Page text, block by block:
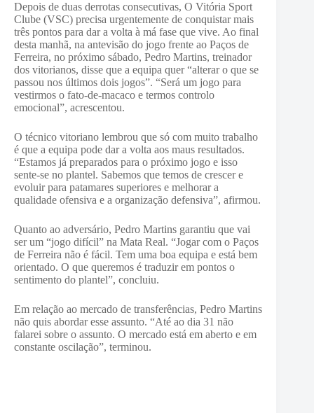
Depois de duas derrotas consecutivas, O Vitória Sport
Clube (VSC) precisa urgentemente de conquistar mais
três pontos para dar a volta à má fase que vive. Ao final
desta manhã, na antevisão do jogo frente ao Paços de
Ferreira, no próximo sábado, Pedro Martins, treinador
dos vitorianos, disse que a equipa quer “alterar o que se
passou nos últimos dois jogos”. “Será um jogo para
vestirmos o fato-de-macaco e termos controlo
emocional”, acrescentou.
O técnico vitoriano lembrou que só com muito trabalho
é que a equipa pode dar a volta aos maus resultados.
“Estamos já preparados para o próximo jogo e isso
sente-se no plantel. Sabemos que temos de crescer e
evoluir para patamares superiores e melhorar a
qualidade ofensiva e a organização defensiva”, afirmou.
Quanto ao adversário, Pedro Martins garantiu que vai
ser um “jogo difícil” na Mata Real. “Jogar com o Paços
de Ferreira não é fácil. Tem uma boa equipa e está bem
orientado. O que queremos é traduzir em pontos o
sentimento do plantel”, concluiu.
Em relação ao mercado de transferências, Pedro Martins
não quis abordar esse assunto. “Até ao dia 31 não
falarei sobre o assunto. O mercado está em aberto e em
constante oscilação”, terminou.